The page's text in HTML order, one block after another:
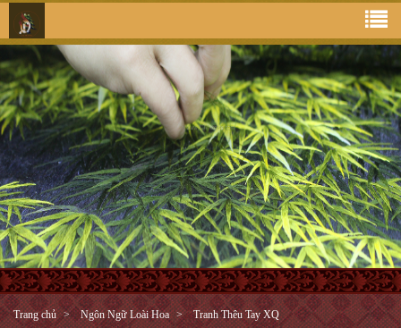
Trang chủ Ngôn Ngữ Loài Hoa
Tranh Thêu Tay XQ